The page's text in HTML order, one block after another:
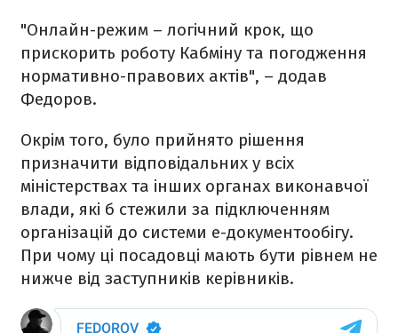
"Онлайн-режим – логічний крок, що
прискорить роботу Кабміну та погодження
нормативно-правових актів", – додав
Федоров.
Окрім того, було прийнято рішення
призначити відповідальних у всіх
міністерствах та інших органах виконавчої
влади, які б стежили за підключенням
організацій до системи е-документообігу.
При чому ці посадовці мають бути рівнем не
нижче від заступників керівників.